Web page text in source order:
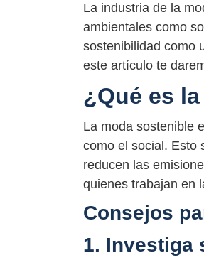
La industria de la
ambientales como
sostenibilidad como
este artículo te
¿Qué es
La moda sostenible
como el social. Esto
reducen las
quienes trabajan en
Consejos
1. Investiga